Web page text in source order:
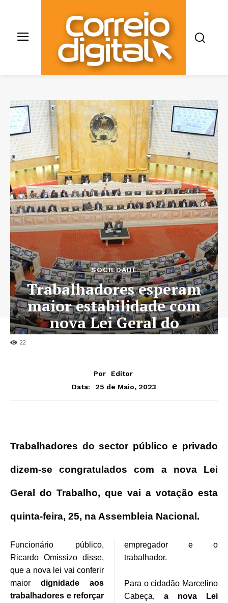
22
SOCIEDADE
Trabalhadores esperam
maior estabilidade com
nova Lei Geral do
Trabalho
Por
Editor
Data:
25 de Maio, 2023
Trabalhadores do sector público e privado
dizem-se congratulados com a nova Lei
Geral do Trabalho, que vai a votação esta
quinta-feira, 25, na Assembleia Nacional.
Funcionário público,
Ricardo Omissizo disse,
que a nova lei vai conferir
maior dignidade aos
trabalhadores e reforçar
empregador e o
trabalhador.
Para o cidadão Marcelino
Cabeça, a nova Lei